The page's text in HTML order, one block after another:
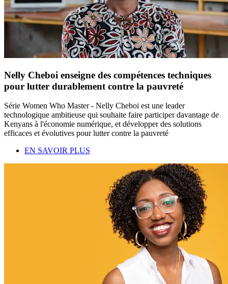
Nelly Cheboi enseigne des compétences techniques
pour lutter durablement contre la pauvreté
Série Women Who Master - Nelly Cheboi est une leader
technologique ambitieuse qui souhaite faire participer davantage de
Kenyans à l'économie numérique, et développer des solutions
efficaces et évolutives pour lutter contre la pauvreté
EN SAVOIR PLUS